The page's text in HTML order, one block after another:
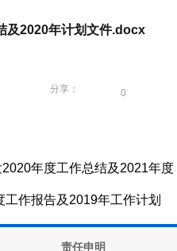
及2020年计划文件.docx
分享： 0
年度工作总结及2021年度
作报告及2019年工作计划
责任申明